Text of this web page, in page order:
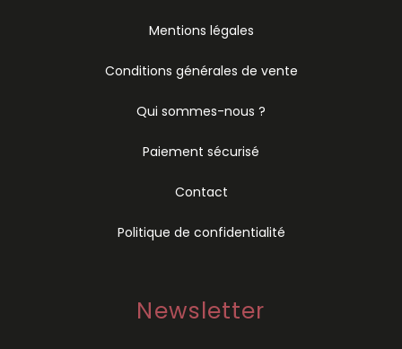
Mentions légales
Conditions générales de vente
Qui sommes-nous ?
Paiement sécurisé
Contact
Politique de confidentialité
Newsletter